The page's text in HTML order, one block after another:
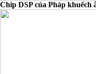
Chip DSP của Pháp khuếch